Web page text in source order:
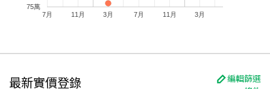
7月 11月 3月 7月 11月 3月
75萬
最新實價登錄
編輯篩選